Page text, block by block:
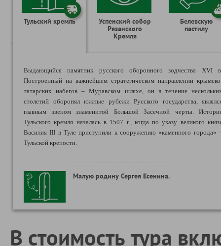
Тульский кремль
Успенский собор
Рязанского
Кремля
Белевскую
пастилу
Выдающийся памятник русского оборонного зодчества XVI
Построенный на важнейшем стратегическом направлении
татарских набегов – Муравском шляхе, он в течение
столетий оборонял южные рубежи Русского государства,
главным звеном знаменитой Большой Засечной черты.
Тульского кремля началась в 1507 г., когда по указу великого
Василия III в Туле приступили к сооружению «каменного города»
Тульской крепости.
Малую родину Сергея Есенина.
В стоимость тура